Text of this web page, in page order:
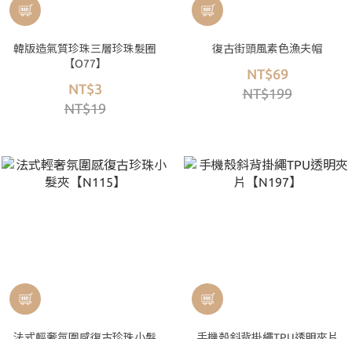
韓版造氣質珍珠三層珍珠髮圈
【O77】
NT$3
NT$19
復古街頭風素色漁夫帽
NT$69
NT$199